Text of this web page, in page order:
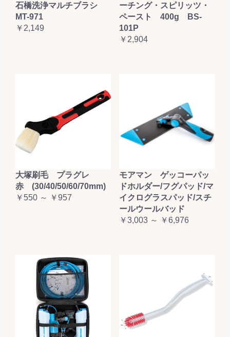
石橋洗浄マルチブラシ
MT-971
￥2,149
ーチング・スピリッツ・
ペースト 400g BS-
101P
￥2,904
大塚刷毛 プラグレ
赤 (30/40/50/60/70mm)
￥550 ～ ￥957
モアマン ゲッコーパッ
ドホルダー/フグパッド/マ
イクログラスパッド/スチ
ールウールバッド
￥3,003 ～ ￥6,976